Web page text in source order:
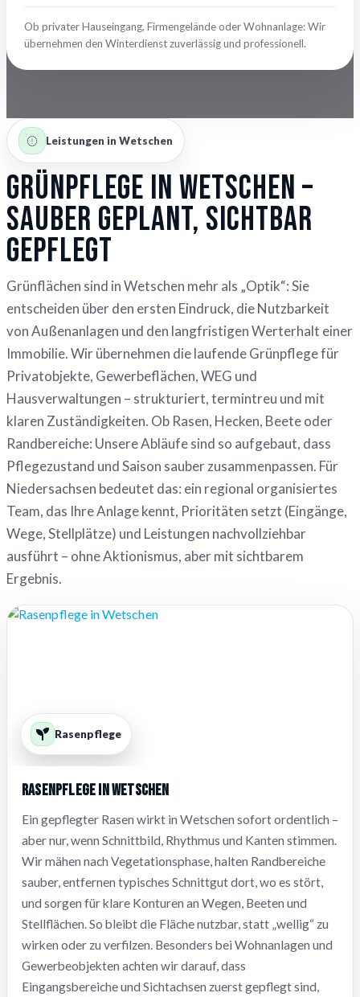
Ob privater Hauseingang, Firmengelände oder Wohnanlage: Wir
übernehmen den Winterdienst zuverlässig und professionell.
Leistungen in Wetschen
Grünpflege in Wetschen –
sauber geplant, sichtbar
gepflegt
Grünflächen sind in Wetschen mehr als „Optik“: Sie
entscheiden über den ersten Eindruck, die Nutzbarkeit
von Außenanlagen und den langfristigen Werterhalt einer
Immobilie. Wir übernehmen die laufende Grünpflege für
Privatobjekte, Gewerbeflächen, WEG und
Hausverwaltungen – strukturiert, termintreu und mit
klaren Zuständigkeiten. Ob Rasen, Hecken, Beete oder
Randbereiche: Unsere Abläufe sind so aufgebaut, dass
Pflegezustand und Saison sauber zusammenpassen. Für
Niedersachsen bedeutet das: ein regional organisiertes
Team, das Ihre Anlage kennt, Prioritäten setzt (Eingänge,
Wege, Stellplätze) und Leistungen nachvollziehbar
ausführt – ohne Aktionismus, aber mit sichtbarem
Ergebnis.
Rasenpflege
Rasenpflege in Wetschen
Ein gepflegter Rasen wirkt in Wetschen sofort ordentlich –
aber nur, wenn Schnittbild, Rhythmus und Kanten stimmen.
Wir mähen nach Vegetationsphase, halten Randbereiche
sauber, entfernen typisches Schnittgut dort, wo es stört,
und sorgen für klare Konturen an Wegen, Beeten und
Stellflächen. So bleibt die Fläche nutzbar, statt „wellig“ zu
wirken oder zu verfilzen. Besonders bei Wohnanlagen und
Gewerbeobjekten achten wir darauf, dass
Eingangsbereiche und Sichtachsen zuerst gepflegt sind,